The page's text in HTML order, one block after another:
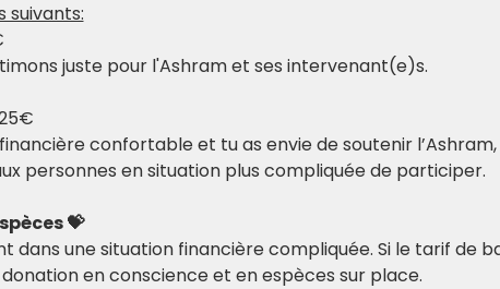
suivants:
juste pour l'Ashram et ses intervenant(e)s.
confortable et tu as envie de soutenir
personnes en situation plus compliquée de participer.​
💝
dans une situation financière compliquée. Si le tarif de
en conscience et en espèces sur place.